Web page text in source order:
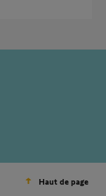
Haut de page